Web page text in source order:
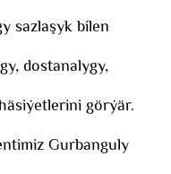
sazlaşyk bilen
dostanalygy,
görýär.
Gurbanguly